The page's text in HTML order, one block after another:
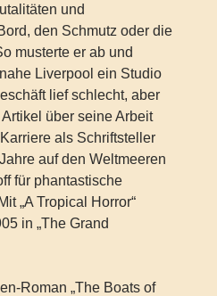
und
den Schmutz oder die
musterte er ab und
Liverpool ein Studio
lief schlecht, aber
über seine Arbeit
als Schriftsteller
auf den Weltmeeren
für phantastische
„A Tropical Horror“
in „The Grand
Roman „The Boats of